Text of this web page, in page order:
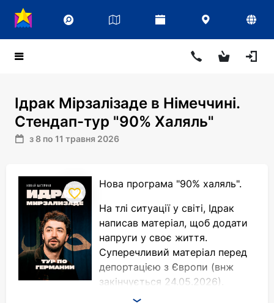
Ідрак Мірзалізаде в Німеччині.
Стендап-тур "90% Халяль"
з 8 по 11 травня 2026
Нова програма "90% халяль".
На тлі ситуації у світі, Ідрак
написав матеріал, щоб додати
напруги у своє життя.
Суперечливий матеріал перед
депортацією з Європи (внж
закінчується 24.05.2026).